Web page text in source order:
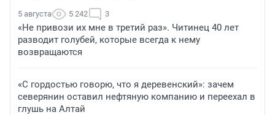
5 августа 5 242 3
«Не привози их мне в третий раз». Читинец 40 лет
разводит голубей, которые всегда к нему
возвращаются
«С гордостью говорю, что я деревенский»: зачем
северянин оставил нефтяную компанию и переехал в
глушь на Алтай